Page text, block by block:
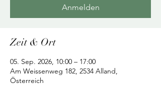
Anmelden
Zeit & Ort
05. Sep. 2026, 10:00 – 17:00
Am Weissenweg 182, 2534 Alland,
Österreich